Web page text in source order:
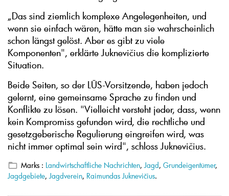
„Das sind ziemlich komplexe Angelegenheiten, und
wenn sie einfach wären, hätte man sie wahrscheinlich
schon längst gelöst. Aber es gibt zu viele
Komponenten", erklärte Juknevičius die komplizierte
Situation.
Beide Seiten, so der LŪS-Vorsitzende, haben jedoch
gelernt, eine gemeinsame Sprache zu finden und
Konflikte zu lösen. "Vielleicht versteht jeder, dass, wenn
kein Kompromiss gefunden wird, die rechtliche und
gesetzgeberische Regulierung eingreifen wird, was
nicht immer optimal sein wird", schloss Juknevičius.
Marks : Landwirtschaftliche Nachrichten, Jagd, Grundeigentümer,
Jagdgebiete,Jagdverein, Raimundas Juknevičius.